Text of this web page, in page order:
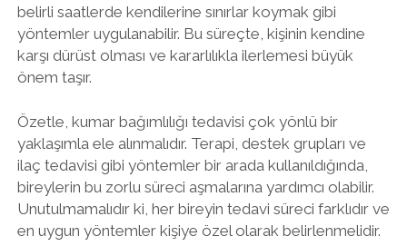
belirli saatlerde kendilerine sınırlar koymak gibi
yöntemler uygulanabilir. Bu süreçte, kişinin kendine
karşı dürüst olması ve kararlılıkla ilerlemesi büyük
önem taşır.
Özetle, kumar bağımlılığı tedavisi çok yönlü bir
yaklaşımla ele alınmalıdır. Terapi, destek grupları ve
ilaç tedavisi gibi yöntemler bir arada kullanıldığında,
bireylerin bu zorlu süreci aşmalarına yardımcı olabilir.
Unutulmamalıdır ki, her bireyin tedavi süreci farklıdır ve
en uygun yöntemler kişiye özel olarak belirlenmelidir.